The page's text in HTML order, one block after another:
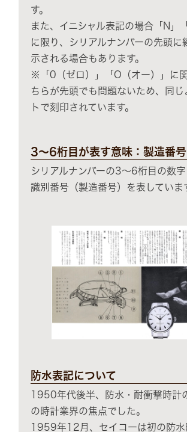
す。
また、イニシャル表記の場合「N」
に限り、シリアルナンバーの先頭に
示される場合もあります。
※「0（ゼロ）」「O（オー）」に
ちらが先頭でも問題ないため、同じ
トで刻印されています。
3〜6桁目が表す意味：製造番号
シリアルナンバーの3～6桁目の数
識別番号（製造番号）を表していま
防水表記について
1950年代後半、防水・耐衝撃時計
の時計業界の焦点でした。
1959年12月、セイコーは初の防水